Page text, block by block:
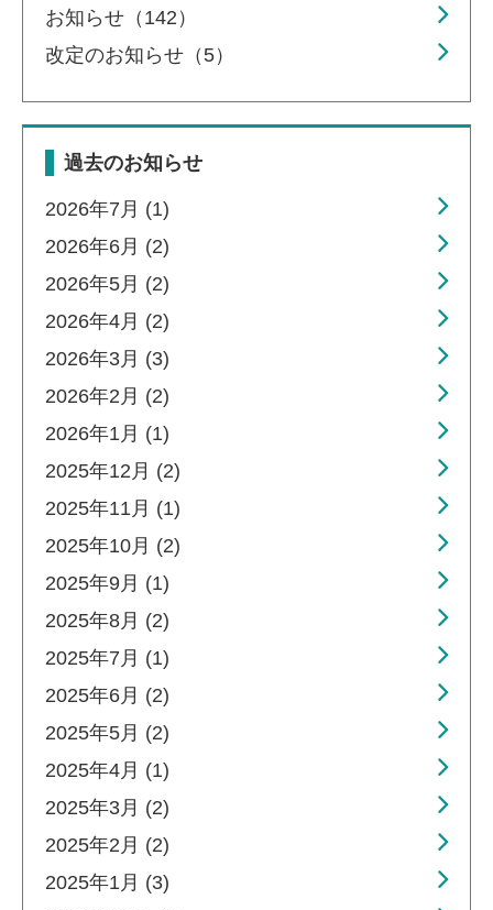
お知らせ（142）
改定のお知らせ（5）
過去のお知らせ
2026年7月 (1)
2026年6月 (2)
2026年5月 (2)
2026年4月 (2)
2026年3月 (3)
2026年2月 (2)
2026年1月 (1)
2025年12月 (2)
2025年11月 (1)
2025年10月 (2)
2025年9月 (1)
2025年8月 (2)
2025年7月 (1)
2025年6月 (2)
2025年5月 (2)
2025年4月 (1)
2025年3月 (2)
2025年2月 (2)
2025年1月 (3)